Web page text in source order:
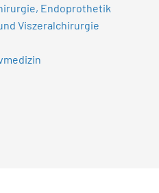
Endoprothetik
Viszeralchirurgie